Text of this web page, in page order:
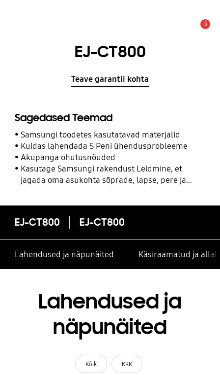
3
EJ-CT800
Teave garantii kohta
Sagedased Teemad
Samsungi toodetes kasutatavad materjalid
Kuidas lahendada S Peni ühendusprobleeme
Akupanga ohutusnõuded
Kasutage Samsungi rakendust Leidmine, et
jagada oma asukohta sõprade, lapse, pere ja
EJ-CT800 EJ-CT800
Lahendused ja näpunäited Käsiraamatud ja
Lahendused ja
näpunäited
Kõik KKK